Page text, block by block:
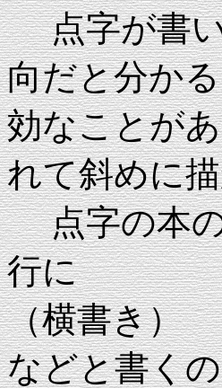
点字が書い
向だと分か
効なことが
れて斜めに
点字の本の
行に
（横書き）
などと書く